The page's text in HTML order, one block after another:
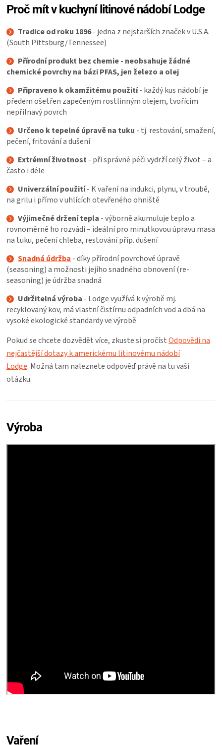
Proč mít v kuchyní litinové nádobí Lodge
Tradice od roku 1896- jedna z nejstarších značek v U.S.A.
(South Pittsburg/Tennessee)
Přírodní produkt bez chemie - neobsahuje žádné
chemické povrchy na bázi PFAS, jen železo a olej
Připraveno k okamžitému použití- každý kus nádobí je
předem ošetřen zapečeným rostlinným olejem, tvořícím
nepřilnavý povrch
Určeno k tepelné úpravě na tuku - tj. restování, smažení,
pečení, fritování a dušení
Extrémní životnost- při správné péči vydrží celý život – a
často i déle
Univerzální použití- K vaření na indukci, plynu, v troubě,
na grilu i přímo v uhlících otevřeného ohniště
Výjimečné držení tepla - výborně akumuluje teplo a
rovnoměrně ho rozvádí – ideální pro minutkovou úpravu masa
na tuku, pečení chleba, restování příp. dušení
Snadná údržba - díky přírodní povrchové úpravě
(seasoning) a možnosti jejího snadného obnovení (re-
seasoning) je údržba snadná
Udržitelná výroba - Lodge využívá k výrobě mj.
recyklovaný kov, má vlastní čistírnu odpadních vod a dbá na
vysoké ekologické standardy ve výrobě
Pokud se chcete dozvědět více, zkuste si pročístOdpovědi na
nejčastější dotazy k americkému litinovému nádobí
Lodge. Možná tam naleznete odpověď právě na tu vaši
otázku.
Výroba
Vaření